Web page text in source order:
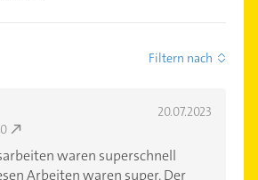
Filtern nach
20.07.2023
waren superschnell
Arbeiten waren super. Der